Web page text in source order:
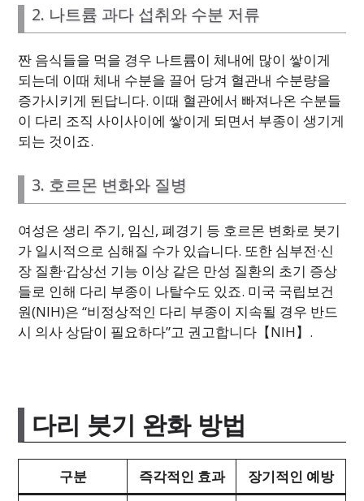
2. 나트륨 과다 섭취와 수분 저류
짠 음식들을 먹을 경우 나트륨이 체내에 많이 쌓이게
되는데 이때 체내 수분을 끌어 당겨 혈관내 수분량을
증가시키게 된답니다. 이때 혈관에서 빠져나온 수분들
이 다리 조직 사이사이에 쌓이게 되면서 부종이 생기게
되는 것이죠.
3. 호르몬 변화와 질병
여성은 생리 주기, 임신, 폐경기 등 호르몬 변화로 붓기
가 일시적으로 심해질 수가 있습니다. 또한 심부전·신
장 질환·갑상선 기능 이상 같은 만성 질환의 초기 증상
들로 인해 다리 부종이 나탈수도 있죠. 미국 국립보건
원(NIH)은 “비정상적인 다리 부종이 지속될 경우 반드
시 의사 상담이 필요하다”고 권고합니다【NIH】.
다리 붓기 완화 방법
구분 즉각적인 효과 장기적인 예방